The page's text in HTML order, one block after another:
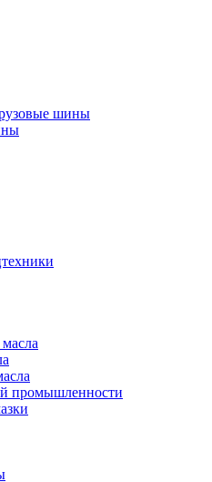
шины
промышленности